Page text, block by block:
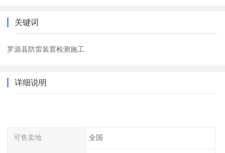
关键词
罗源县防雷装置检测施工
详细说明
可售卖地 全国